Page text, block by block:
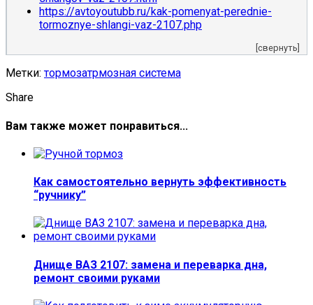
https://avtoyoutubb.ru/kak-pomenyat-perednie-
tormoznye-shlangi-vaz-2107.php
[свернуть]
Метки: тормозатрмозная система
Share
Вам также может понравиться...
Как самостоятельно вернуть эффективность
“ручнику”
Днище ВАЗ 2107: замена и переварка дна,
ремонт своими руками